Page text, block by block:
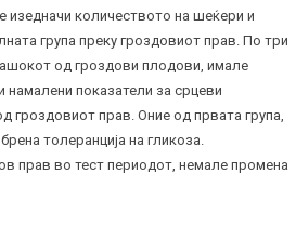
изедначи количеството на шеќери и
група преку гроздовиот прав. По три
од гроздови плодови, имале
намалени показатели за срцеви
гроздовиот прав. Оние од првата група,
толеранција на гликоза
прав во тест периодот, немале промена